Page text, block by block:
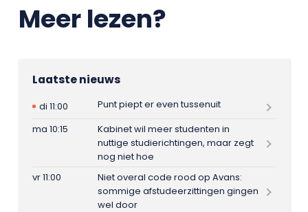
Meer lezen?
Laatste nieuws
di 11:00
Punt piept er even tussenuit
ma 10:15
Kabinet wil meer studenten in
nuttige studierichtingen, maar zegt
nog niet hoe
vr 11:00
Niet overal code rood op Avans:
sommige afstudeerzittingen gingen
wel door